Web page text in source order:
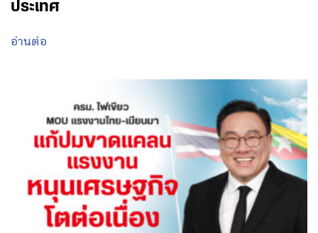
ประเทศ
อ่านต่อ